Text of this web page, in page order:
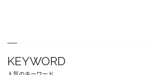
KEYWORD